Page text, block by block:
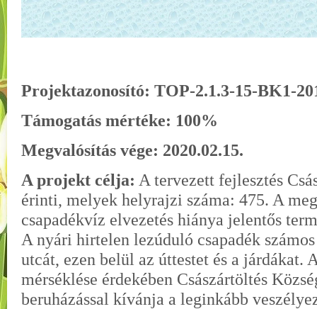
Projektazonosító: TOP-2.1.3-15-BK1-
Támogatás mértéke: 100%
Megvalósítás vége: 2020.02.15.
A projekt célja: A tervezett fejlesztés
érinti, melyek helyrajzi száma: 475. A
csapadékvíz elvezetés hiánya jelentős
A nyári hirtelen lezúduló csapadék
utcát, ezen belül az úttestet és a járdákat.
mérséklése érdekében Császártöltés
beruházással kívánja a leginkább